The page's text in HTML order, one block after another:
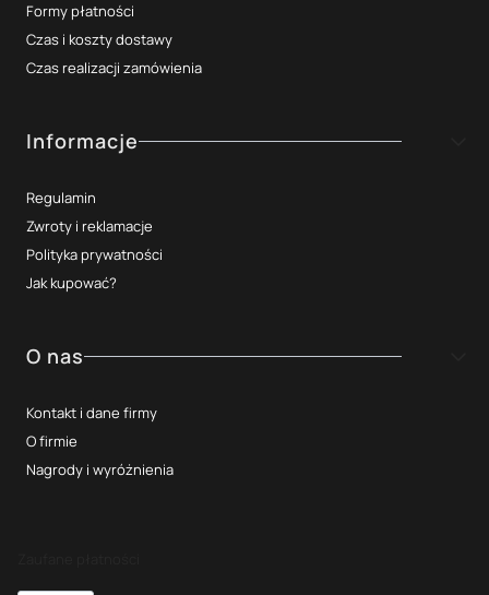
Formy płatności
Czas i koszty dostawy
Czas realizacji zamówienia
Informacje
Regulamin
Zwroty i reklamacje
Polityka prywatności
Jak kupować?
O nas
Kontakt i dane firmy
O firmie
Nagrody i wyróżnienia